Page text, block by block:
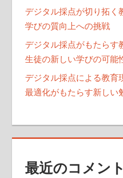
デジタル採点が切り拓く
学びの質向上への挑戦
デジタル採点がもたらす
生徒の新しい学びの可能
デジタル採点による教育
最適化がもたらす新しい
最近のコメント